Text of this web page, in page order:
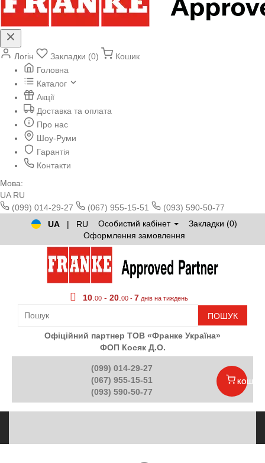
Логін Закладки (0)
Кошик
Головна
Каталог
Акції
Доставка та оплата
Про нас
Шоу-Руми
Гарантія
Контакти
Мова:
UA RU
(099) 014-29-27
(067) 955-15-51
(093) 590-50-77
UA
| RU Особистий кабінет
Закладки (0)
Оформлення замовлення
10 00 - 20 00 - 7 днів на тиждень
ПОШУК
Офіційний партнер ТОВ «Франке Україна»
ФОП Косяк Д.О.
(099) 014-29-27
(067) 955-15-51
(093) 590-50-77
КОШИК